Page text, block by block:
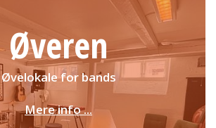
Øveren
Øvelokale for bands
Mere info ...